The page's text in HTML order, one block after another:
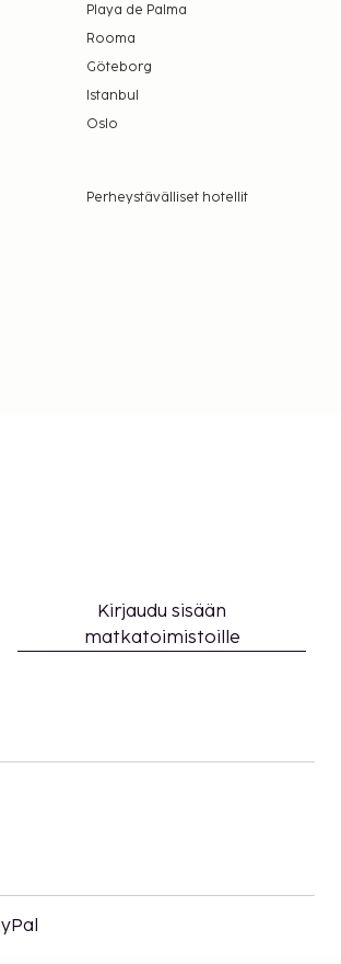
Playa de Palma
Rooma
Göteborg
Istanbul
Oslo
Perheystävälliset hotellit
Kirjaudu sisään
matkatoimistoille